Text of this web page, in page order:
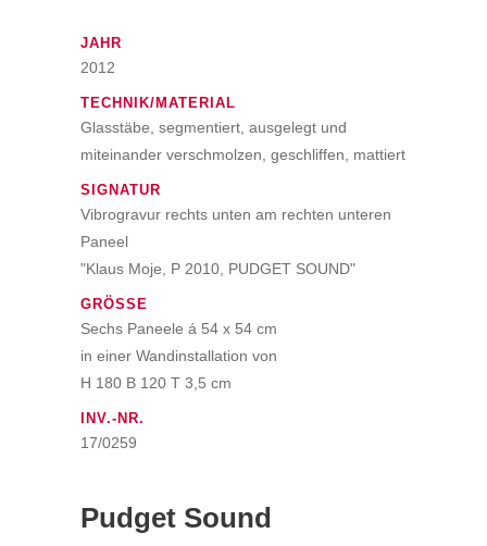
JAHR
2012
TECHNIK/MATERIAL
Glasstäbe, segmentiert, ausgelegt und
miteinander verschmolzen, geschliffen, mattiert
SIGNATUR
Vibrogravur rechts unten am rechten unteren
Paneel
"Klaus Moje, P 2010, PUDGET SOUND"
GRÖSSE
Sechs Paneele á 54 x 54 cm
in einer Wandinstallation von
H 180 B 120 T 3,5 cm
INV.-NR.
17/0259
Pudget Sound